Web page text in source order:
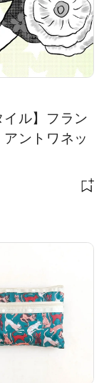
イル】フラン
ントワネッ